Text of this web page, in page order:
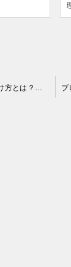
記事タイトルの付け方とは？文字数・キーワード・形態素解析について